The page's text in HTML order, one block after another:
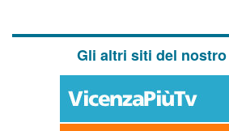
Gli altri siti del